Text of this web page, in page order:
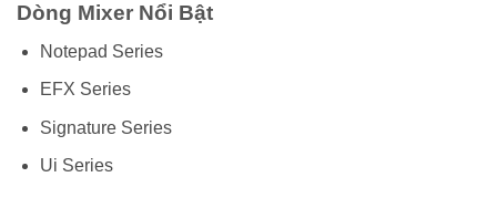
Dòng Mixer Nổi Bật
Notepad Series
EFX Series
Signature Series
Ui Series